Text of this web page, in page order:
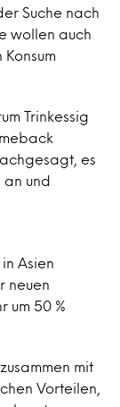
Suche nach
wollen auch
Trinkessig
es
an und
Asien
neuen
um 50 %
mit
Vorteilen,